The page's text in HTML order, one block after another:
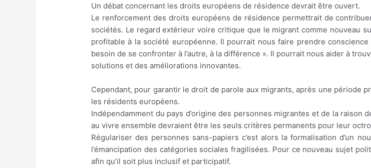
Un débat concernant les droits européens de résidence devrait être ouvert.
Le renforcement des droits européens de résidence permettrait de
sociétés. Le regard extérieur voire critique que le migrant comme nouveau
profitable à la société européenne. Il pourrait nous faire prendre
besoin de se confronter à l’autre, à la différence ». Il pourrait nous aider à
solutions et des améliorations innovantes.
Cependant, pour garantir le droit de parole aux migrants, après une période
les résidents européens.
Indépendamment du pays d’origine des personnes migrantes et de la
au vivre ensemble devraient être les seuls critères permanents pour leur
Régulariser des personnes sans-papiers c’est alors la formalisation d’un
l’émancipation des catégories sociales fragilisées. Pour ce nouveau sujet
afin qu’il soit plus inclusif et participatif.